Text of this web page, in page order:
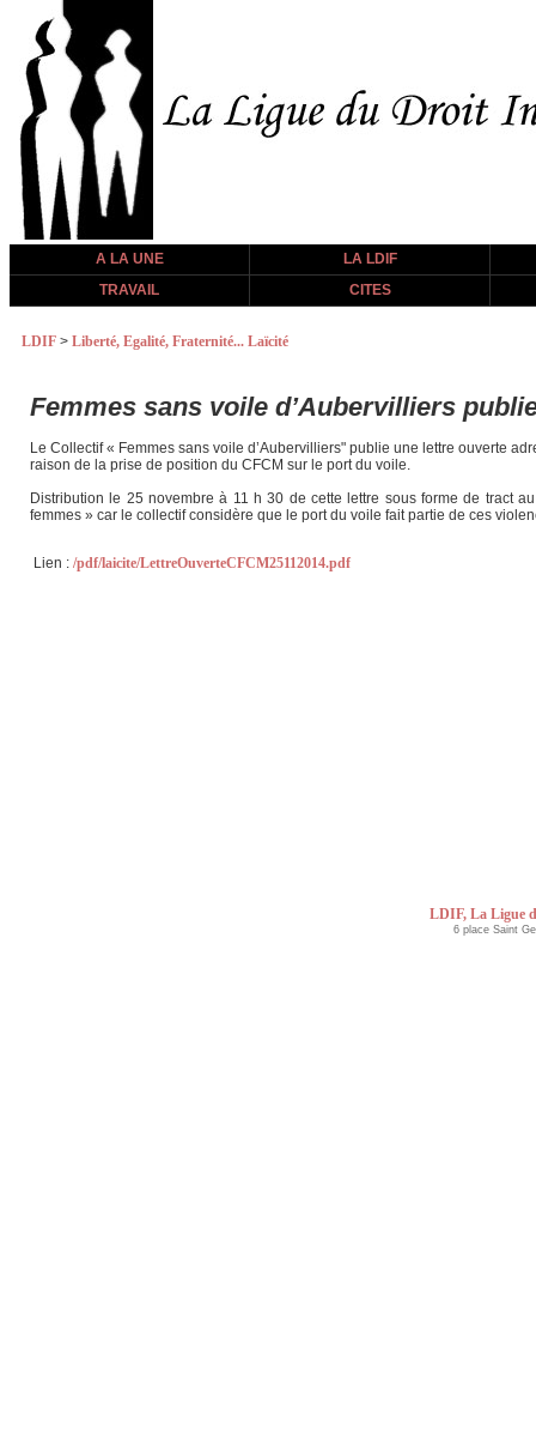
A LA UNE
LA LDIF
TRAVAIL
CITES
LDIF > Liberté, Egalité, Fraternité... Laïcité
Femmes sans voile d’Aubervilliers
Le Collectif « Femmes sans voile d’Aubervilliers" publie une lettre ouverte
raison de la prise de position du CFCM sur le port du voile.
Distribution le 25 novembre à 11 h 30 de cette lettre sous forme de tract
femmes » car le collectif considère que le port du voile fait partie de ces
Lien : /pdf/laicite/LettreOuverteCFCM25112014.pdf
LDIF, La Ligue
6 place Saint